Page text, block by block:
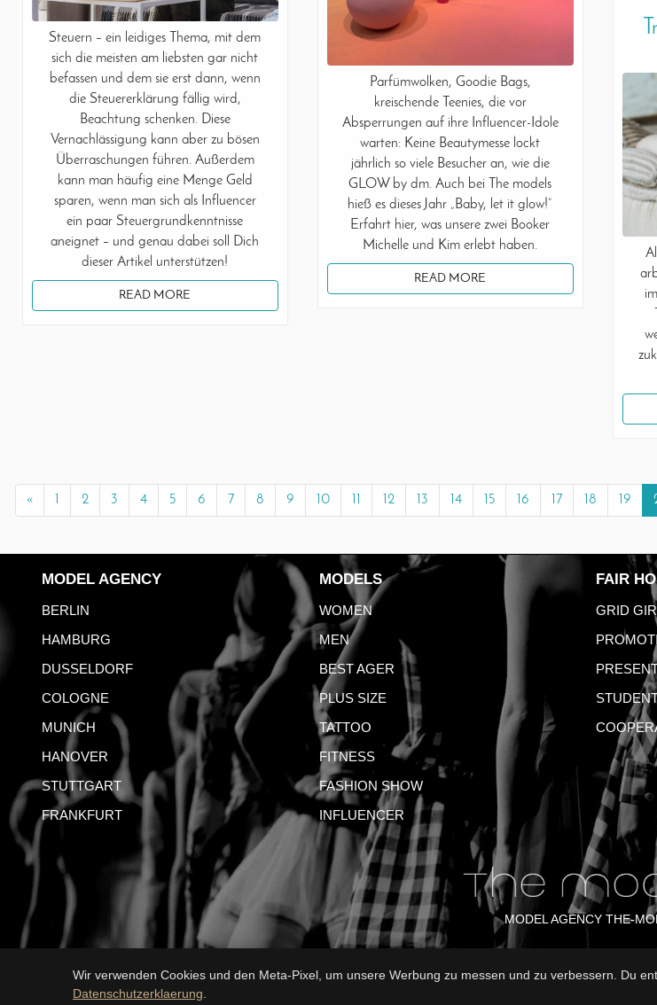
Parfümwolken, Goodie Bags,
kreischende Teenies, die vor
Absperrungen auf ihre Influencer-Idole
warten: Keine Beautymesse lockt
jährlich so viele Besucher an, wie die
GLOW by dm. Auch bei The models
hieß es dieses Jahr „Baby, let it glow!“
Erfahrt hier, was unsere zwei Booker
Michelle und Kim erlebt haben.
READ MORE
Steuern – ein leidiges Thema, mit dem
sich die meisten am liebsten gar nicht
befassen und dem sie erst dann, wenn
die Steuererklärung fällig wird,
Beachtung schenken. Diese
Vernachlässigung kann aber zu bösen
Überraschungen führen. Außerdem
kann man häufig eine Menge Geld
sparen, wenn man sich als Influencer
ein paar Steuergrundkenntnisse
aneignet – und genau dabei soll Dich
dieser Artikel unterstützen!
READ MORE
« 2 3 4 5 6 7 8 9 10 12 13 14 15 16 17 18 19
MODEL AGENCY
BERLIN
HAMBURG
DUSSELDORF
COLOGNE
MUNICH
HANOVER
STUTTGART
FRANKFURT
MODELS
WOMEN
MEN
BEST AGER
PLUS SIZE
TATTOO
FITNESS
FASHION SHOW
INFLUENCER
FAIR
GRID
MODEL AGENCY THE-
IMPRINT GTC PRIVACY POLICY TERMS
Wir verwenden Cookies und den Meta-Pixel, um unsere Werbung zu messen und zu verbessern. Du
Datenschutzerklaerung